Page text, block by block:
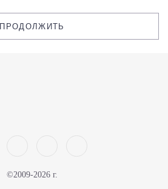
ПРОДОЛЖИТЬ
©2009-2026 г.